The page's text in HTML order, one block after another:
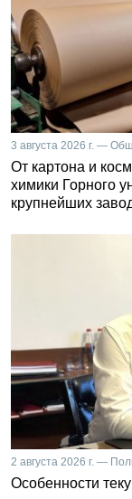
3 августа 2026 г. —
От картона и
химики Горного
крупнейших
2 августа 2026 г. —
Особенности